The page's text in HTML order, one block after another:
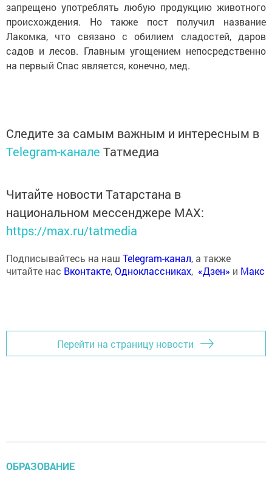
запрещено употреблять любую продукцию животного
происхождения. Но также пост получил название
Лакомка, что связано с обилием сладостей, даров
садов и лесов. Главным угощением непосредственно
на первый Спас является, конечно, мед.
Следите за самым важным и интересным в
Telegram-канале Татмедиа
Читайте новости Татарстана в
национальном мессенджере MАХ:
https://max.ru/tatmedia
Подписывайтесь на наш Telegram-канал, а также
читайте нас Вконтакте,Одноклассниках, «Дзен» и Макс
Перейти на страницу новости
ОБРАЗОВАНИЕ